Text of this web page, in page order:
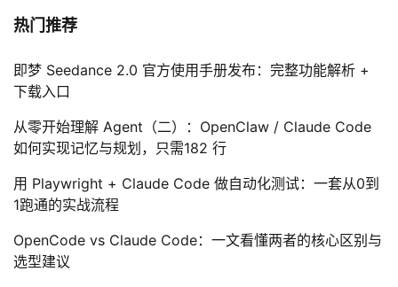
热门推荐
即梦 Seedance 2.0 官方使用手册发布：完整功能解析 +
下载入口
从零开始理解 Agent（二）：OpenClaw / Claude Code
如何实现记忆与规划，只需182 行
用 Playwright + Claude Code 做自动化测试：一套从0到
1跑通的实战流程
OpenCode vs Claude Code：一文看懂两者的核心区别与
选型建议